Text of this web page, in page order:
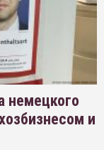
немецкого
и